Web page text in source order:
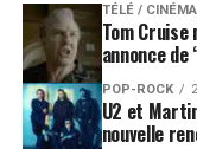
TÉLÉ / CINÉMA
Tom
annonce de
POP-ROCK
U2 et
nouvelle